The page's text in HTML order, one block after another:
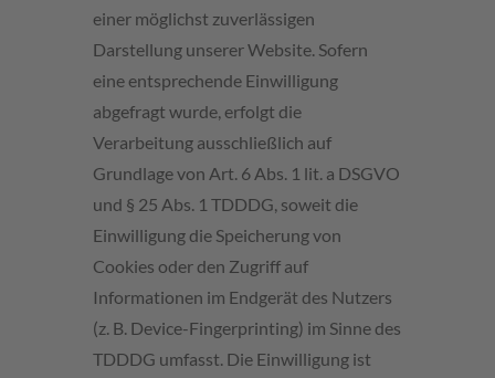
einer möglichst zuverlässigen
Darstellung unserer Website. Sofern
eine entsprechende Einwilligung
abgefragt wurde, erfolgt die
Verarbeitung ausschließlich auf
Grundlage von Art. 6 Abs. 1 lit. a DSGVO
und § 25 Abs. 1 TDDDG, soweit die
Einwilligung die Speicherung von
Cookies oder den Zugriff auf
Informationen im Endgerät des Nutzers
(z. B. Device-Fingerprinting) im Sinne des
TDDDG umfasst. Die Einwilligung ist